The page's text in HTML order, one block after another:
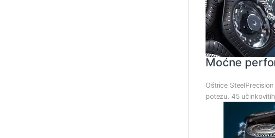
Moćne
Oštrice
potezu. 45